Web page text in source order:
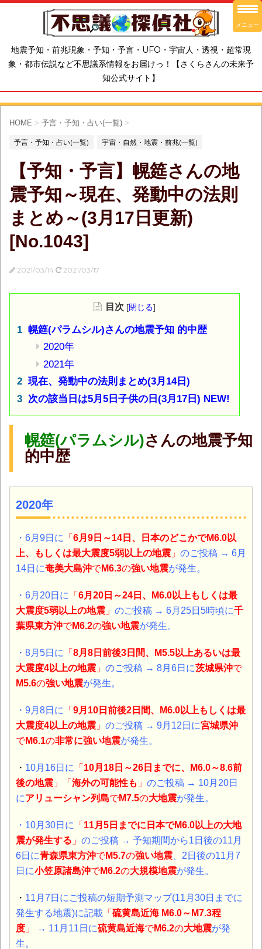
地震予知・前兆現象・予知・予言・UFO・宇宙人・透視・超常現
象・都市伝説など不思議系情報をお届けっ！【さくらさんの未来予
知公式サイト】
HOME > 予言・予知・占い(一覧) >
予言・予知・占い(一覧) 宇宙・自然・地震・前兆(一覧)
【予知・予言】幌筵さんの地
震予知～現在、発動中の法則
まとめ～(3月17日更新)
[No.1043]
2021/03/14 2021/03/17
目次 [閉じる]
幌筵(パラムシル)さんの地震予知 的中歴
2020年
2021年
現在、発動中の法則まとめ(3月14日)
次の該当日は5月5日子供の日(3月17日) NEW!
幌筵(パラムシル)さんの地震予知
的中歴
2020年
・6月9日に 「 6月9日～14日、日本のどこかでM6.0以
上、もしくは最大震度5弱以上の地震 」 のご投稿 → 6月
14日に奄美大島沖でM6.3の強い地震が発生。
・6月20日に 「 6月20日～24日、M6.0以上もしくは最
大震度5弱以上の地震 」 のご投稿 → 6月25日5時頃に千
葉県東方沖でM6.2の強い地震が発生。
・8月5日に 「 8月8日前後3日間、M5.5以上あるいは最
大震度4以上の地震 」 のご投稿 → 8月6日に茨城県沖で
M5.6の強い地震が発生。
・9月8日に 「 9月10日前後2日間、M6.0以上もしくは最
大震度4以上の地震 」 のご投稿 → 9月12日に宮城県沖
でM6.1の非常に強い地震が発生。
・ 10月16日に 「 10月18日～26日までに、M6.0～8.6前
後の地震 」「 海外の可能性も 」 のご投稿 → 10月20日
にアリューシャン列島でM7.5の大地震が発生。
・10月30日に 「 11月5日までに日本でM6.0以上の大地
震が発生する 」 のご投稿 → 予知期間から1日後の11月
6日に青森県東方沖でM5.7の強い地震 、2日後の11月7
日に小笠原諸島沖でM6.2の大規模地震が発生。
・ 11月7日にご投稿の短期予測マップ(11月30日までに
発生する地震)に記載 「 硫黄島近海 M6.0～M7.3程
度 」 → 11月11日に硫黄島近海でM6.2の大地震が発
生。
メニュー